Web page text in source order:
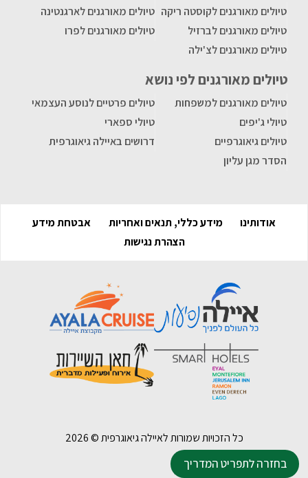
בחזרה לתפריט המדריך
טיולים מאורגנים לקוסטה ריקה טיולים מאורגנים לארגנטינה
טיולים מאורגנים לברזיל
טיולים מאורגנים לפרו
טיולים מאורגנים לצ'ילה
טיולים מאורגנים לפי נושא
טיולים מאורגנים למשפחות
טיולים פרטיים לנוסע העצמאי
טיולי ג'יפים
טיולי ספארי
טיולים גיאוגרפיים
דרושים באיילה גיאוגרפית
הסדר מגן עליון
אודותינו מידע כללי, תנאים ואחריות
אבטחת מידע
הצהרת נגישות
כל הזכויות שמורות לאיילה גיאוגרפית ©2026